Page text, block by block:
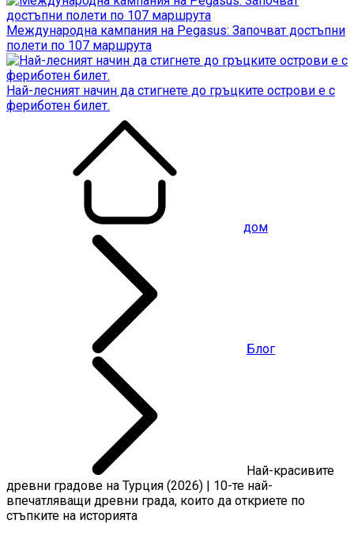
Международна кампания на Pegasus: Започват достъпни
полети по 107 маршрута
Най-лесният начин да стигнете до гръцките острови е с
фериботен билет.
дом
Блог
Най-красивите
древни градове на Турция (2026) | 10-те най-
впечатляващи древни града, които да откриете по
стъпките на историята